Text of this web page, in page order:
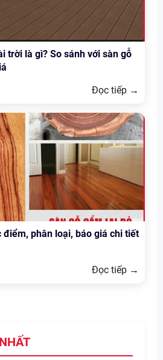
trời là gì? So sánh với sàn gỗ
Đọc tiếp →
điểm, phân loại, báo giá chi tiết
Đọc tiếp →